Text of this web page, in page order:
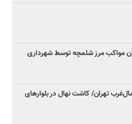
مواکب مرز شلمچه توسط شهرداری
تهران/ کاشت نهال در بلوارهای